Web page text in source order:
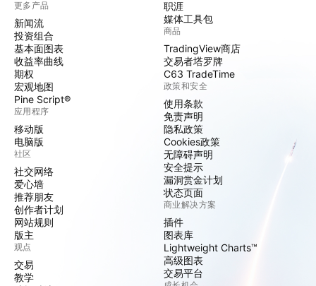
更多产品
新闻流
投资组合
基本面图表
收益率曲线
期权
宏观地图
Pine Script®
应用程序
移动版
电脑版
社区
社交网络
爱心墙
推荐朋友
创作者计划
网站规则
版主
观点
交易
教学
职涯
媒体工具包
商品
TradingView商店
交易者塔罗牌
C63 TradeTime
政策和安全
使用条款
免责声明
隐私政策
Cookies政策
无障碍声明
安全提示
漏洞赏金计划
状态页面
商业解决方案
插件
图表库
Lightweight Charts™
高级图表
交易平台